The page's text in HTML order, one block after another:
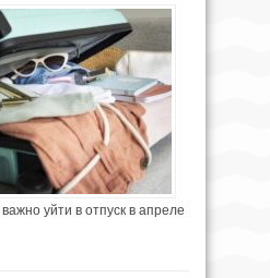
уйти в отпуск в апреле